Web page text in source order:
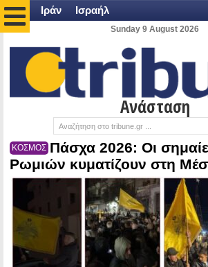
Ιράν Ισραήλ
Sunday 9 August 2026
Ανάσταση
ΚΟΣΜΟΣ Πάσχα 2026: Οι
Ρωμιών κυματίζουν στη